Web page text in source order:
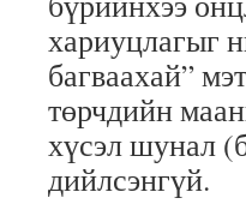
хариуцлагыг
багваахай”
төрчдийн
хүсэл шунал
дийлсэнгүй.